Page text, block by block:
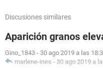
Discusiones similares
Aparición granos
Gino_1843 - 30 ago 2019 a las
marlene-ines - 30 ago 2019 a